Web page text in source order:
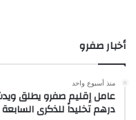
أخبار صفرو
منذ أسبوع واحد
درهم تخليداً للذكرى